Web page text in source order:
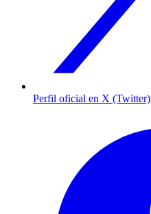
Perfil oficial en X (Twitter)